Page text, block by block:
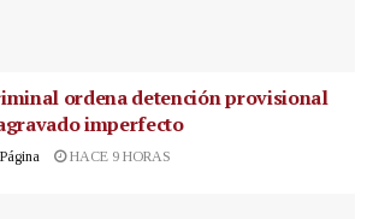
ordena detención provisional
imperfecto
HACE 9 HORAS